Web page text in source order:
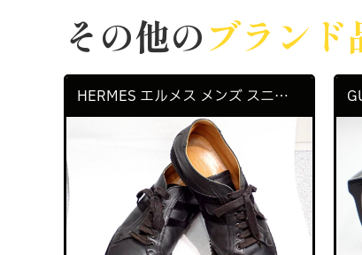
その他のブランド
HERMES エルメス メンズ スニーカー Hロゴ レザー 40 12サイズ 26cm